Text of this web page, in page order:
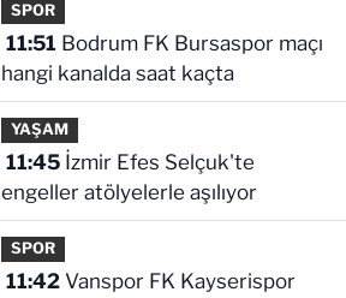
SPOR
11:51
hangi kanalda saat kaçta
YAŞAM
11:45İzmir Efes Selçuk'te
engeller atölyelerle aşılıyor
SPOR
11:42Vanspor FK Kayserispor